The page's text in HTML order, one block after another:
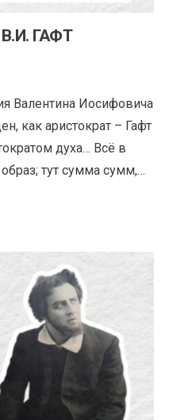
ГАФТ
Валентина Иосифовича
как аристократ – Гафт
духа… Всё в
тут сумма сумм,…